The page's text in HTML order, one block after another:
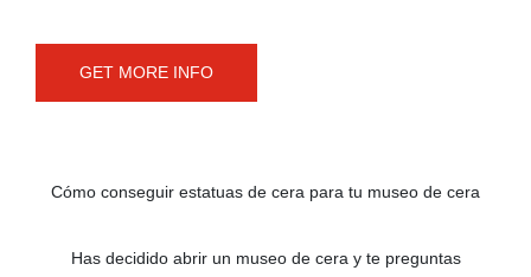
GET MORE INFO
Cómo conseguir estatuas de cera para tu museo de cera
Has decidido abrir un museo de cera y te preguntas